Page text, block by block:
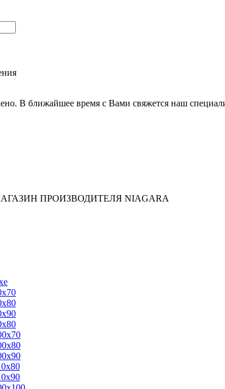
В ближайшее время с Вами свяжется наш
ПРОИЗВОДИТЕЛЯ NIAGARA